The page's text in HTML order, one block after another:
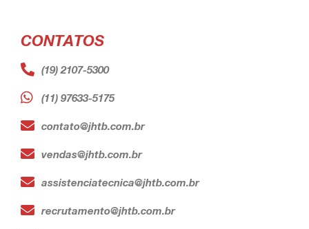
CONTATOS
(19) 2107-5300
(11) 97633-5175
contato@jhtb.com.br
vendas@jhtb.com.br
assistenciatecnica@jhtb.com.br
recrutamento@jhtb.com.br